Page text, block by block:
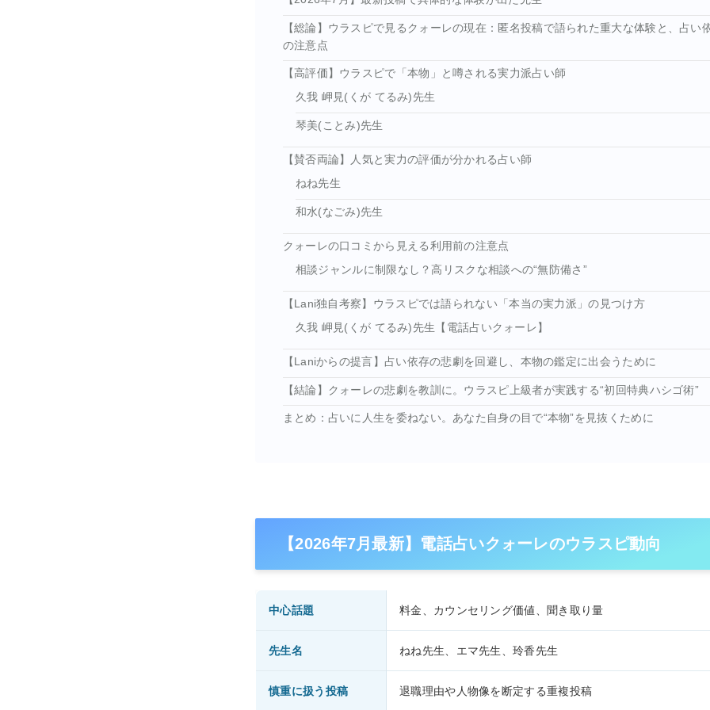
【総論】ウラスピで見るクォーレの現在：匿名投稿で語られた重大な体験と、占い
の注意点
【高評価】ウラスピで「本物」と噂される実力派占い師
久我 岬見(くが てるみ)先生
琴美(ことみ)先生
【賛否両論】人気と実力の評価が分かれる占い師
ねね先生
和水(なごみ)先生
クォーレの口コミから見える利用前の注意点
相談ジャンルに制限なし？高リスクな相談への“無防備さ”
【Lani独自考察】ウラスピでは語られない「本当の実力派」の見つけ方
久我 岬見(くが てるみ)先生【電話占いクォーレ】
【Laniからの提言】占い依存の悲劇を回避し、本物の鑑定に出会うために
【結論】クォーレの悲劇を教訓に。ウラスピ上級者が実践する“初回特典ハシゴ術”
まとめ：占いに人生を委ねない。あなた自身の目で“本物”を見抜くために
【2026年7月最新】電話占いクォーレのウラスピ動向
中心話題 料金、カウンセリング価値、聞き取り量
先生名 ねね先生、エマ先生、玲香先生
慎重に扱う投稿 退職理由や人物像を断定する重複投稿